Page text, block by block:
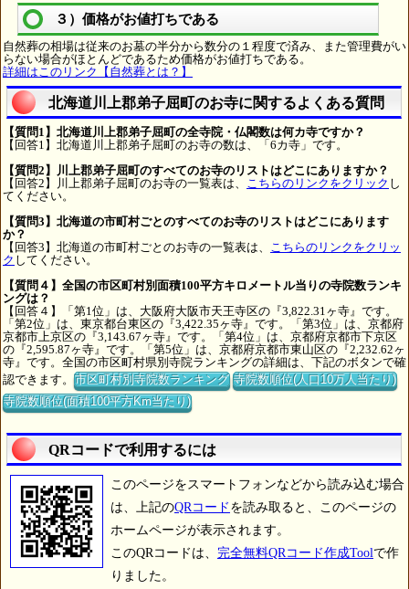
３）価格がお値打ちである
自然葬の相場は従来のお墓の半分から数分の１程度で済み、また管理費がい
らない場合がほとんどであるため価格がお値打ちである。
詳細はこのリンク【自然葬とは？】
北海道川上郡弟子屈町のお寺に関するよくある質問
【質問1】北海道川上郡弟子屈町の全寺院・仏閣数は何カ寺ですか？
【回答1】北海道川上郡弟子屈町のお寺の数は、「6カ寺」です。
【質問2】川上郡弟子屈町のすべてのお寺のリストはどこにありますか？
【回答2】川上郡弟子屈町のお寺の一覧表は、 こちらのリンクをクリック し
てください。
【質問3】北海道の市町村ごとのすべてのお寺のリストはどこにあります
か？
【回答3】北海道の市町村ごとのお寺の一覧表は、 こちらのリンクをクリッ
ク してください。
【質問４】全国の市区町村別面積100平方キロメートル当りの寺院数ランキ
ングは？
【回答４】「第1位」は、大阪府大阪市天王寺区の『3,822.31ヶ寺』です。
「第2位」は、東京都台東区の『3,422.35ヶ寺』です。「第3位」は、京都府
京都市上京区の『3,143.67ヶ寺』です。「第4位」は、京都府京都市下京区
の『2,595.87ヶ寺』です。「第5位」は、京都府京都市東山区の『2,232.62ヶ
寺』です。全国の市区町村県別寺院ランキングの詳細は、下記のボタンで確
認できます。市区町村別寺院数ランキング 寺院数順位(人口10万人当たり)
寺院数順位(面積100平方Km当たり)
QRコードで利用するには
このページをスマートフォンなどから読み込む場合
は、上記のQRコード を読み取ると、このページの
ホームページが表示されます。
このQRコードは、 完全無料QRコード作成Toolで作
りました。